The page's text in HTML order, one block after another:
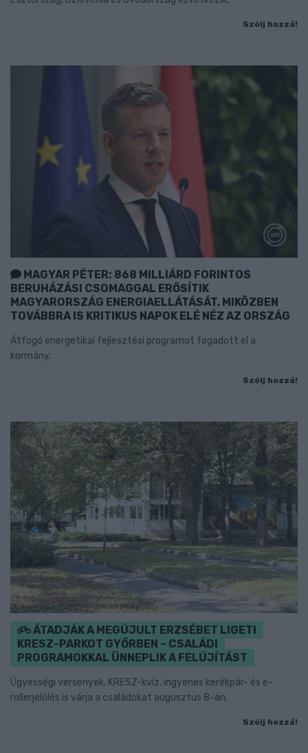
Szólj hozzá!
MAGYAR PÉTER: 868 MILLIÁRD FORINTOS
BERUHÁZÁSI CSOMAGGAL ERŐSÍTIK
MAGYARORSZÁG ENERGIAELLÁTÁSÁT, MIKÖZBEN
TOVÁBBRA IS KRITIKUS NAPOK ELÉ NÉZ AZ ORSZÁG
Átfogó energetikai fejlesztési programot fogadott el a
kormány.
Szólj hozzá!
ÁTADJÁK A MEGÚJULT ERZSÉBET LIGETI
KRESZ-PARKOT GYŐRBEN – CSALÁDI
PROGRAMOKKAL ÜNNEPLIK A FELÚJÍTÁST
Ügyességi versenyek, KRESZ-kvíz, ingyenes kerékpár- és e-
rollerjelölés is várja a családokat augusztus 8-án.
Szólj hozzá!